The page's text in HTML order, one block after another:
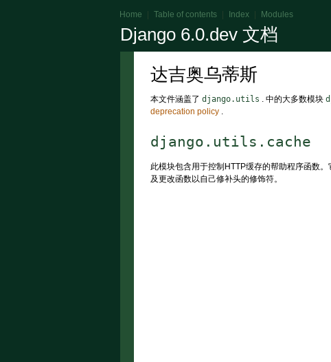
Django 6.0.dev 文档
Home Table of contents Index Modules
达吉奥乌蒂斯
本文件涵盖了 django.utils . 中的大多数模块
deprecation policy.
django.utils.cache
此模块包含用于控制HTTP缓存的帮助程序函数。
及更改函数以自己修补头的修饰符。